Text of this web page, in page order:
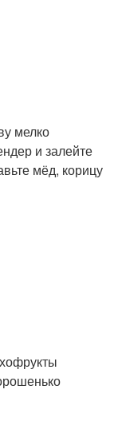
мелко
и залейте
мёд, корицу